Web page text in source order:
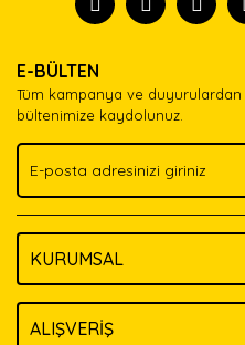
Ürün açıklamasında eksik
Ürün bilgilerinde hatalar
Ürün fiyatı diğer sitelerden
Bu ürüne benzer farklı
E-BÜLTEN
Tüm kampanya ve
bültenimize kaydolunuz.
KURUMSAL
ALIŞVERİŞ